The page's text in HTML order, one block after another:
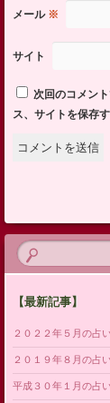
メール ※
サイト
次回のコメン
ス、サイトを保存す
【最新記事】
２０２２年５月の占
２０１９年８月の占
平成３０年１月の占